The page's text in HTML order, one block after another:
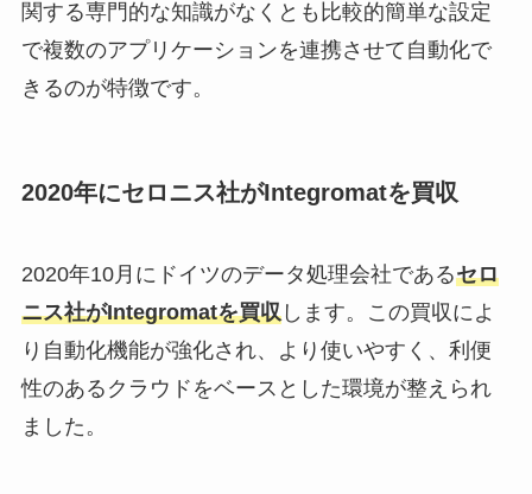
関する専門的な知識がなくとも比較的簡単な設定
で複数のアプリケーションを連携させて自動化で
きるのが特徴です。
2020年にセロニス社がIntegromatを買収
2020年10月にドイツのデータ処理会社であるセロ
ニス社がIntegromatを買収します。この買収によ
り自動化機能が強化され、より使いやすく、利便
性のあるクラウドをベースとした環境が整えられ
ました。